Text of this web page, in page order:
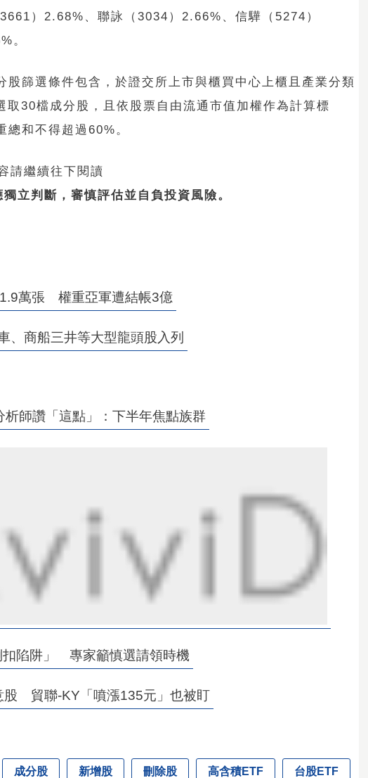
）2.68%、聯詠（3034）2.66%、信驊（5274）
。
篩選條件包含，於證交所上市與櫃買中心上櫃且產業分類
30檔成分股，且依股票自由流通市值加權作為計算標
和不得超過60%。
請繼續往下閱讀
立判斷，審慎評估並自負投資風險。
萬張 權重亞軍遭結帳3億
商船三井等大型龍頭股入列
師讚「這點」：下半年焦點族群
扣陷阱」 專家籲慎選請領時機
股 貿聯-KY「噴漲135元」也被盯
成分股 新增股 刪除股 高含積ETF 台股ETF